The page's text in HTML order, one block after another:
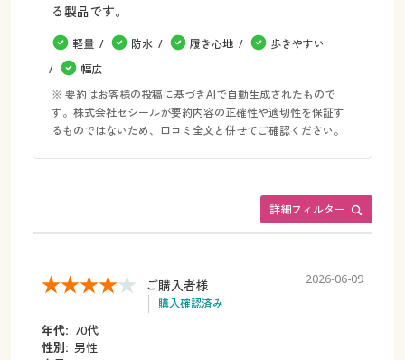
る製品です。
軽量 防水 履き心地
歩きやすい
幅広
※ 要約はお客様の投稿に基づきAIで自動生成されたもので
す。株式会社セシールが要約内容の正確性や適切性を保証す
るものではないため、口コミ全文と併せてご確認ください。
詳細フィルター
ご購入者様
購入確認済み
2026-06-09
年代: 70代
性別: 男性